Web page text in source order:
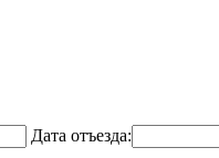
Дата отъезда: